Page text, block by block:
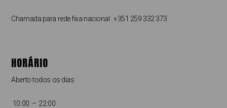
Chamada para rede fixa nacional : +351 259 332 373
HORÁRIO
Aberto todos os dias
10:00 – 22:00